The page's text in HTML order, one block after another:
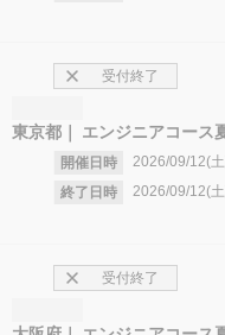
東京都 エンジニアコー
開催日時 2026/09/12(
終了日時
2026/09/12(
受付終了
受付終了